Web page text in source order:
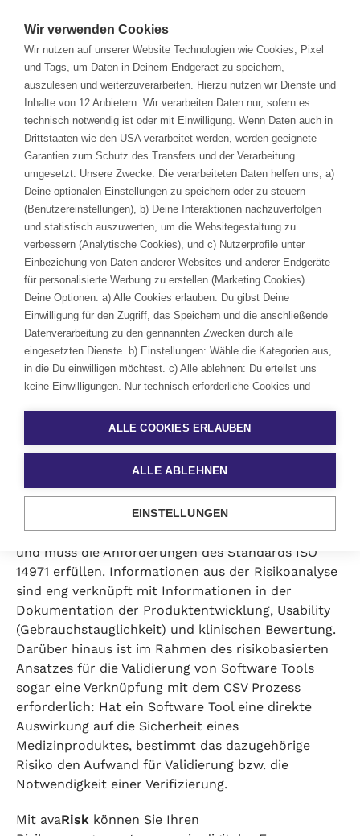
REFERENZEN
DOWNLOADS
Solutions
Branchen
Services & Training
Veranstaltungen
Unternehmen
avaRisk
Umfassende Lösung für einen Risikomanagement
Prozess nach ISO 14971 mit Schnittstellen zu
Entwicklung, Usability und klinischer Bewertung
ISO 14971 Compliance und
Schnittstellenkonsistenz
sicherstellen
Das Risikomanagement ist einer der wichtigsten
Prozesse im Lebenszyklus von Medizinprodukten
und muss die Anforderungen des Standards ISO
14971 erfüllen. Informationen aus der Risikoanalyse
sind eng verknüpft mit Informationen in der
Dokumentation der Produktentwicklung, Usability
(Gebrauchstauglichkeit) und klinischen Bewertung.
Darüber hinaus ist im Rahmen des risikobasierten
Ansatzes für die Validierung von Software Tools
sogar eine Verknüpfung mit dem CSV Prozess
erforderlich: Hat ein Software Tool eine direkte
Auswirkung auf die Sicherheit eines
Medizinproduktes, bestimmt das dazugehörige
Risiko den Aufwand für Validierung bzw. die
Notwendigkeit einer Verifizierung.
Mit avaRisk können Sie Ihren
Wir verwenden Cookies
Wir nutzen auf unserer Website Technologien wie Cookies, Pixel
und Tags, um Daten in Deinem Endgeraet zu speichern,
auszulesen und weiterzuverarbeiten. Hierzu nutzen wir Dienste und
Inhalte von 12 Anbietern. Wir verarbeiten Daten nur, sofern es
technisch notwendig ist oder mit Einwilligung. Wenn Daten auch in
Drittstaaten wie den USA verarbeitet werden, werden geeignete
Garantien zum Schutz des Transfers und der Verarbeitung
umgesetzt. Unsere Zwecke: Die verarbeiteten Daten helfen uns, a)
Deine optionalen Einstellungen zu speichern oder zu steuern
(Benutzereinstellungen), b) Deine Interaktionen nachzuverfolgen
und statistisch auszuwerten, um die Websitegestaltung zu
verbessern (Analytische Cookies), und c) Nutzerprofile unter
Einbeziehung von Daten anderer Websites und anderer Endgeräte
für personalisierte Werbung zu erstellen (Marketing Cookies).
Deine Optionen: a) Alle Cookies erlauben: Du gibst Deine
Einwilligung für den Zugriff, das Speichern und die anschließende
Datenverarbeitung zu den gennannten Zwecken durch alle
eingesetzten Dienste. b) Einstellungen: Wähle die Kategorien aus,
in die Du einwilligen möchtest. c) Alle ablehnen: Du erteilst uns
keine Einwilligungen. Nur technisch erforderliche Cookies und
Einwilligungen jederzeit mit Wirkung für die Zukunft. Klicke dafür
Auswahl. Wenn Du einwilligst, erfolgt der Einsatz von Cookies und
ähnlichen Technologien in den aufgeführten Kategorien gem. § 25
Grundlage Deiner Einwilligung gem. Art. 6 Abs. 1 S. 1 lit. a
DSGVO. Lerne mehr
ALLE COOKIES ERLAUBEN
ALLE ABLEHNEN
EINSTELLUNGEN